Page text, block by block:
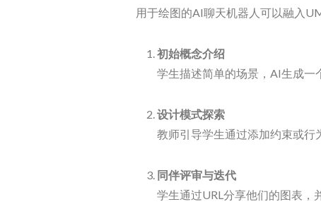
用于绘图的AI聊天机器人可以融入
初始概念介绍
学生描述简单的场景，AI生成一
设计模式探索
教师引导学生通过添加约束或行
同伴评审与迭代
学生通过URL分享他们的图表，